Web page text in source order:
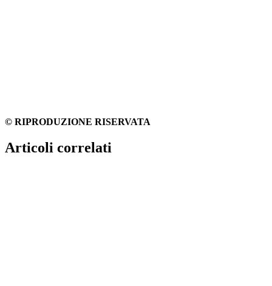
© RIPRODUZIONE RISERVATA
Articoli correlati